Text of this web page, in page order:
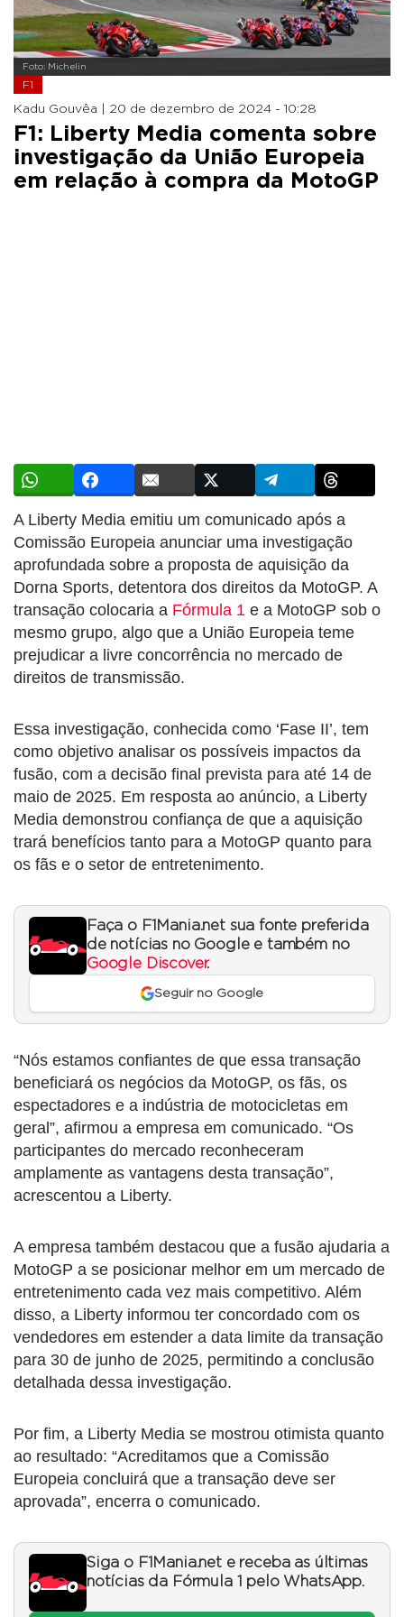
Foto: Michelin
F1
Kadu Gouvêa | 20 de dezembro de 2024 - 10:28
F1: Liberty Media comenta sobre
investigação da União Europeia
em relação à compra da MotoGP
A Liberty Media emitiu um comunicado após a
Comissão Europeia anunciar uma investigação
aprofundada sobre a proposta de aquisição da
Dorna Sports, detentora dos direitos da MotoGP. A
transação colocaria a Fórmula 1 e a MotoGP sob o
mesmo grupo, algo que a União Europeia teme
prejudicar a livre concorrência no mercado de
direitos de transmissão.
Essa investigação, conhecida como ‘Fase II’, tem
como objetivo analisar os possíveis impactos da
fusão, com a decisão final prevista para até 14 de
maio de 2025. Em resposta ao anúncio, a Liberty
Media demonstrou confiança de que a aquisição
trará benefícios tanto para a MotoGP quanto para
os fãs e o setor de entretenimento.
Faça o F1Mania.net sua fonte preferida
de notícias no Google e também no
Google Discover.
Seguir no Google
“Nós estamos confiantes de que essa transação
beneficiará os negócios da MotoGP, os fãs, os
espectadores e a indústria de motocicletas em
geral”, afirmou a empresa em comunicado. “Os
participantes do mercado reconheceram
amplamente as vantagens desta transação”,
acrescentou a Liberty.
A empresa também destacou que a fusão ajudaria a
MotoGP a se posicionar melhor em um mercado de
entretenimento cada vez mais competitivo. Além
disso, a Liberty informou ter concordado com os
vendedores em estender a data limite da transação
para 30 de junho de 2025, permitindo a conclusão
detalhada dessa investigação.
Por fim, a Liberty Media se mostrou otimista quanto
ao resultado: “Acreditamos que a Comissão
Europeia concluirá que a transação deve ser
aprovada”, encerra o comunicado.
Siga o F1Mania.net e receba as últimas
notícias da Fórmula 1 pelo WhatsApp.